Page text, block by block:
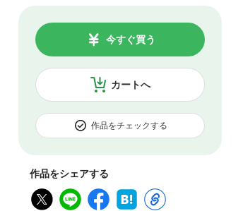
カートへ
今すぐ買う
作品をチェックする
作品をシェアする